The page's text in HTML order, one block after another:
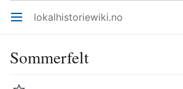
Åpne hovedmenyen lokalhistoriewiki.no
Sommerfelt